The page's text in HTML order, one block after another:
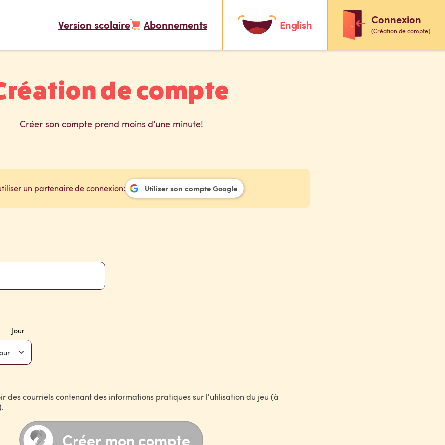
Version scolaire Abonnements English Connexion
(Création de compte)
de compte
Créer son compte prend moins d’une minute!
un partenaire de connexion: Utiliser son compte Google
Jour
des courriels contenant des informations pratiques sur l'utilisation du jeu (à
Créer mon compte